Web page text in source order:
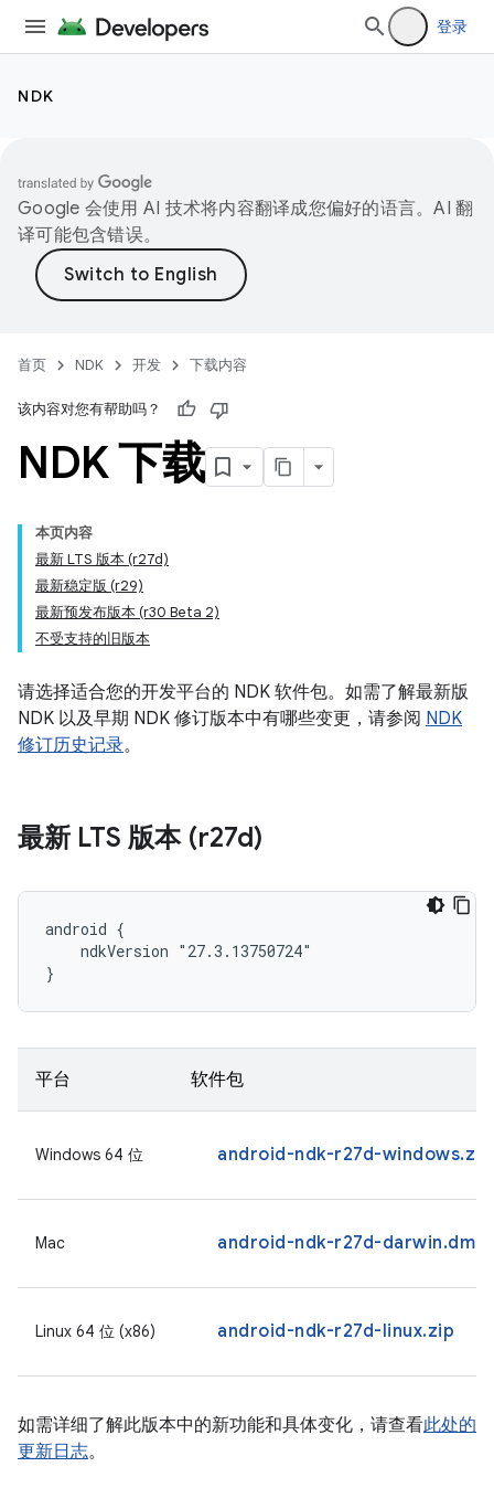
登录
NDK
Google 会使用 AI 技术将内容翻译成您偏好的语言。AI 翻
译可能包含错误。
首页 NDK 开发 下载内容
该内容对您有帮助吗？
NDK 下载
本页内容
最新 LTS 版本 (r27d)
最新稳定版 (r29)
最新预发布版本 (r30 Beta 2)
不受支持的旧版本
请选择适合您的开发平台的 NDK 软件包。如需了解最新版
NDK 以及早期 NDK 修订版本中有哪些变更，请参阅 NDK
修订历史记录。
最新 LTS 版本 (r27d)
android {
    ndkVersion "27.3.13750724"
}
平台 软件包
Windows 64 位 android-ndk-r27d-windows.zip
Mac android-ndk-r27d-darwin.dmg
Linux 64 位 (x86) android-ndk-r27d-linux.zip
如需详细了解此版本中的新功能和具体变化，请查看此处的
更新日志。